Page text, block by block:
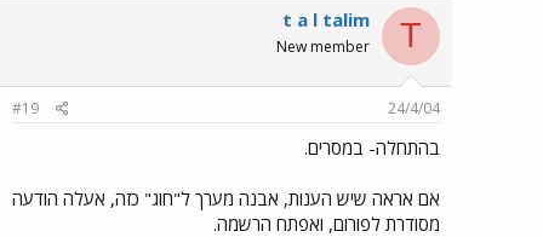
T
t a l talim
New member
24/4/04
#19
בהתחלה- במסרים.
אם אראה שיש הענות, אבנה מערך ל"חוג" כזה, אעלה הודעה
מסודרת לפורום, ואפתח הרשמה.